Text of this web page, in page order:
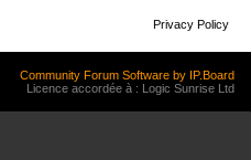
Privacy Policy
Community Forum Software by IP.Board
Licence accordée à : Logic Sunrise Ltd